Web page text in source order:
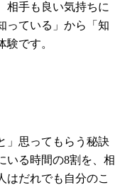
相手も良い気持ちに
っている」から「知
です。
」思ってもらう秘訣
いる時間の8割を、相
はだれでも自分のこ